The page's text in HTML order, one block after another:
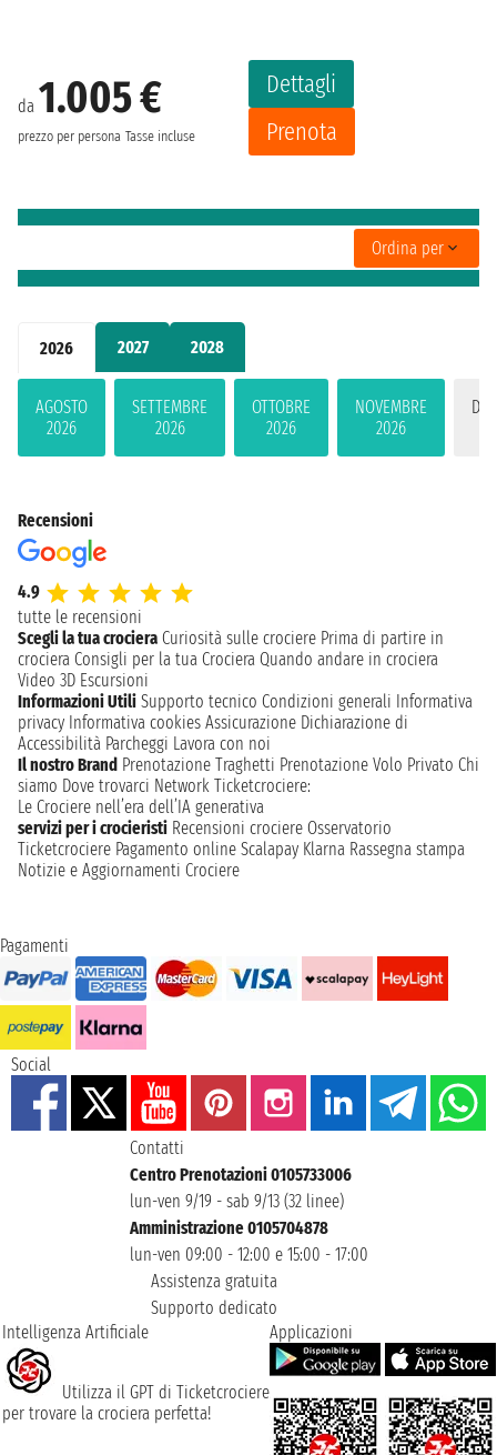
2026 2027 2028
AGOSTO
2026
SETTEMBRE
2026
OTTOBRE
2026
NOVEMBRE
2026
da 1.005 €
prezzo per persona Tasse incluse
Dettagli
Prenota
Ordina per
Recensioni
4.9
tutte le recensioni
Scegli la tua crociera Curiosità sulle crociere Prima di partire in
crociera Consigli per la tua Crociera Quando andare in crociera
Video 3D Escursioni
Informazioni Utili Supporto tecnico Condizioni generali Informativa
privacy Informativa cookies Assicurazione Dichiarazione di
Accessibilità Parcheggi Lavora con noi
Il nostro Brand Prenotazione Traghetti Prenotazione Volo Privato Chi
siamo Dove trovarci Network Ticketcrociere:
Le Crociere nell’era dell’IA generativa
servizi per i crocieristi Recensioni crociere Osservatorio
Ticketcrociere Pagamento online Scalapay Klarna Rassegna stampa
Notizie e Aggiornamenti Crociere
Pagamenti
Social
Contatti
Centro Prenotazioni 0105733006
lun-ven 9/19 - sab 9/13 (32 linee)
Amministrazione 0105704878
lun-ven 09:00 - 12:00 e 15:00 - 17:00
Assistenza gratuita
Supporto dedicato
Intelligenza Artificiale
Utilizza il GPT di Ticketcrociere
per trovare la crociera perfetta!
Applicazioni